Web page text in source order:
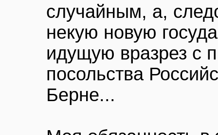
случайным, а,
некую новую
идущую вразрез с
посольства
Берне...